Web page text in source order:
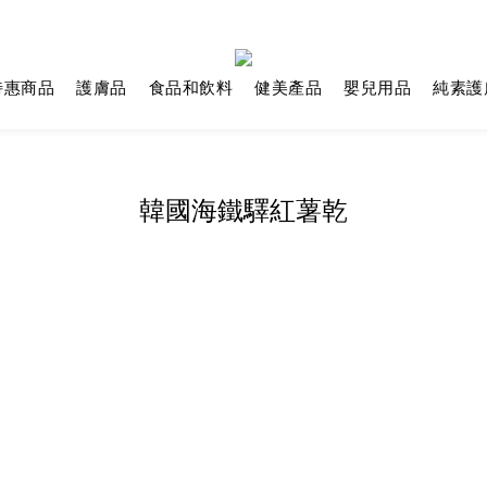
商品 護膚品 食品和飲料 健美產品 嬰兒用品 純素
韓國海鐵驛紅薯乾